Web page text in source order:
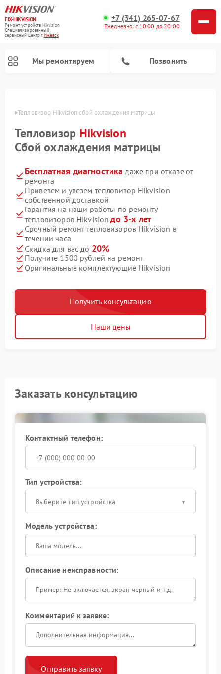
FIX-HIKVISION
Ремонт устройств Hikvision
Специализированный
cервисный центр г.Ижевск
+7 (341) 265-07-67
Ежедневно, с 10:00 до 20:00
Мы ремонтируем Позвонить
Тепловизор Hikvision сбой охлаждения матрицы
Тепловизор Hikvision
Сбой охлаждения матрицы
Бесплатная диагностика даже при отказе от
ремонта
Привезем и увезем тепловизор Hikvision
собственной доставкой
Гарантия на наши работы по ремонту
тепловизоров Hikvisionдо 3-х лет
Срочный ремонт тепловизоров Hikvision в
течении часа
Скидка для вас до 20%
Получите 1500 рублей на ремонт
Оригинальные комплектующие Hikvision
Получить консультацию
Наши цены
Заказать консультацию
Контактный телефон:
Тип устройства:
Выберите тип устройства
Модель устройства:
Описание неисправности:
Комментарий к заявке:
Отправить заявку